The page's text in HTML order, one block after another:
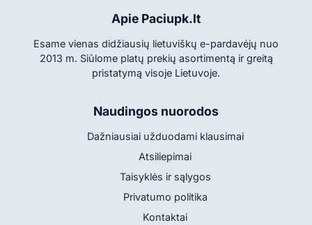
Apie Paciupk.lt
Esame vienas didžiausių lietuviškų e-pardavėjų nuo
2013 m. Siūlome platų prekių asortimentą ir greitą
pristatymą visoje Lietuvoje.
Naudingos nuorodos
Dažniausiai užduodami klausimai
Atsiliepimai
Taisyklės ir sąlygos
Privatumo politika
Kontaktai